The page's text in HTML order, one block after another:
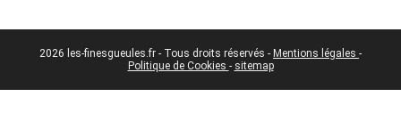
2026 les-finesgueules.fr - Tous droits réservés - Mentions légales -
Politique de Cookies - sitemap